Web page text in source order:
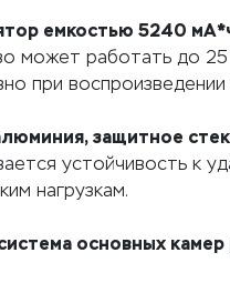
емкостью 5240
может работать до 25
при воспроизведении
защитное
устойчивость к
нагрузкам.
основных